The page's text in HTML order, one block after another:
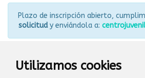
Utilizamos cookies
Plazo de inscripción abierto,
solicitudy enviándola a: